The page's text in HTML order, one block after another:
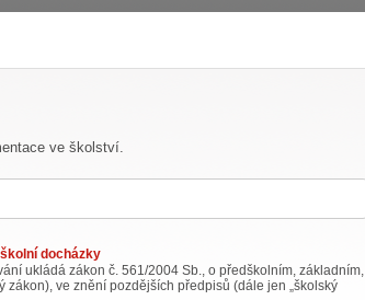
ve školství.
docházky
ukládá zákon č. 561/2004 Sb., o předškolním, základním,
ve znění pozdějších předpisů (dále jen „školský